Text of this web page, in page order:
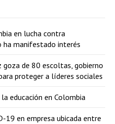
en lucha contra
ha manifestado interés
de 80 escoltas, gobierno
proteger a líderes sociales
educación en Colombia
19 en empresa ubicada entre